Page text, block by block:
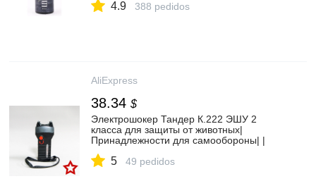
4.9 388 pedidos
AliExpress
38.34 $
Электрошокер Тандер К.222 ЭШУ 2
класса для защиты от животных|
Принадлежности для самообороны| |
5 49 pedidos